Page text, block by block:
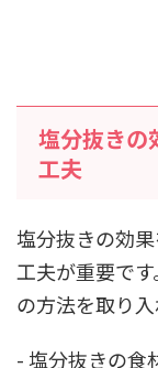
塩分抜きの
工夫
塩分抜きの効
工夫が重要で
の方法を取り入
- 塩分抜きの食